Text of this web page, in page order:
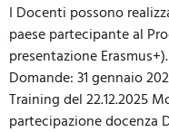
I Docenti possono
paese partecipante al
presentazione
Domande: 31 gennaio
Training del 22.12.2025
partecipazione docenza